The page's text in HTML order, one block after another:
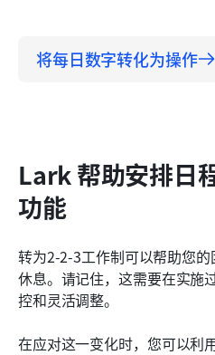
将每日数字转化为操作
Lark 帮助安排日
功能
转为2-2-3工作制可以帮助您
休息。请记住，这需要在实施
控和灵活调整。
在应对这一变化时，您可以利